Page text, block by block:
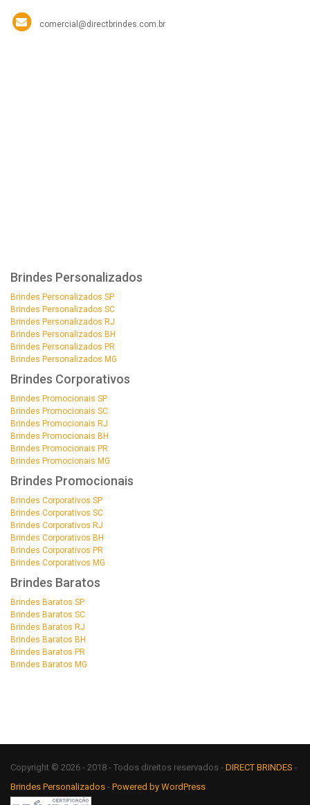
comercial@directbrindes.com.br
Brindes Personalizados
Brindes Personalizados SP
Brindes Personalizados SC
Brindes Personalizados RJ
Brindes Personalizados BH
Brindes Personalizados PR
Brindes Personalizados MG
Brindes Corporativos
Brindes Promocionais SP
Brindes Promocionais SC
Brindes Promocionais RJ
Brindes Promocionais BH
Brindes Promocionais PR
Brindes Promocionais MG
Brindes Promocionais
Brindes Corporativos SP
Brindes Corporativos SC
Brindes Corporativos RJ
Brindes Corporativos BH
Brindes Corporativos PR
Brindes Corporativos MG
Brindes Baratos
Brindes Baratos SP
Brindes Baratos SC
Brindes Baratos RJ
Brindes Baratos BH
Brindes Baratos PR
Brindes Baratos MG
Copyright © 2026 - 2018 - Todos direitos reservados - DIRECT BRINDES -
Brindes Personalizados - Powered by WordPress